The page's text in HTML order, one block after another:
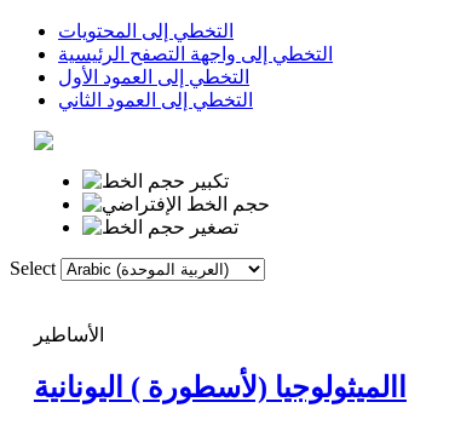
التخطي إلى المحتويات
التخطي إلى واجهة التصفح الرئيسية
التخطي إلى العمود الأول
التخطي إلى العمود الثاني
Select
الأساطير
االميثولوجيا (لأسطورة ) اليونانية